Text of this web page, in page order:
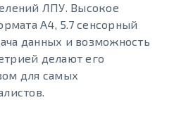
ЛПУ. Высокое
A4, 5.7 сенсорный
данных и возможность
делают его
для самых